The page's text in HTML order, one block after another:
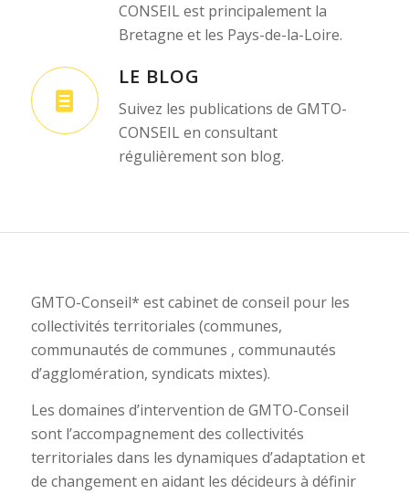
CONSEIL est principalement la
Bretagne et les Pays-de-la-Loire.
LE BLOG
Suivez les publications de GMTO-
CONSEIL en consultant
régulièrement son blog.
GMTO-Conseil* est cabinet de conseil pour les
collectivités territoriales (communes,
communautés de communes , communautés
d’agglomération, syndicats mixtes).
Les domaines d’intervention de GMTO-Conseil
sont l’accompagnement des collectivités
territoriales dans les dynamiques d’adaptation et
de changement en aidant les décideurs à définir